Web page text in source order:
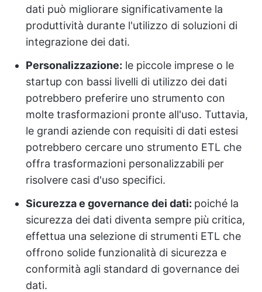
dati può migliorare significativamente la
produttività durante l'utilizzo di soluzioni di
integrazione dei dati.
Personalizzazione: le piccole imprese o le
startup con bassi livelli di utilizzo dei dati
potrebbero preferire uno strumento con
molte trasformazioni pronte all'uso. Tuttavia,
le grandi aziende con requisiti di dati estesi
potrebbero cercare uno strumento ETL che
offra trasformazioni personalizzabili per
risolvere casi d'uso specifici.
Sicurezza e governance dei dati: poiché la
sicurezza dei dati diventa sempre più critica,
effettua una selezione di strumenti ETL che
offrono solide funzionalità di sicurezza e
conformità agli standard di governance dei
dati.